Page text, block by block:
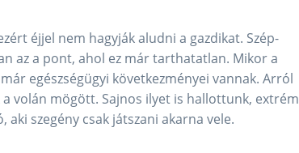
éjjel nem hagyják aludni a gazdikat. Szép-
az a pont, ahol ez már tarthatatlan. Mikor a
egészségügyi következményei vannak. Arról
volán mögött. Sajnos ilyet is hallottunk, extrém
szegény csak játszani akarna vele.